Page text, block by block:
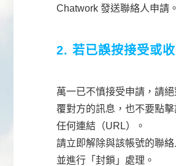
Chatwork 發送聯絡人申請。
2. 若已誤按接受或
萬一已不慎接受申請，請絕
覆對方的訊息，也不要點
任何連結（URL）。
請立即解除與該帳號的聯絡
並進行「封鎖」處理。